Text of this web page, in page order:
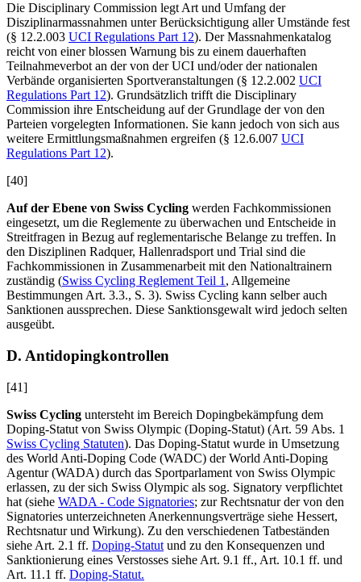
Die Disciplinary Commission legt Art und Umfang der
Disziplinarmassnahmen unter Berücksichtigung aller Umstände fest
(§ 12.2.003 UCI Regulations Part 12). Der Massnahmenkatalog
reicht von einer blossen Warnung bis zu einem dauerhaften
Teilnahmeverbot an der von der UCI und/oder der nationalen
Verbände organisierten Sportveranstaltungen (§ 12.2.002 UCI
Regulations Part 12). Grundsätzlich trifft die Disciplinary
Commission ihre Entscheidung auf der Grundlage der von den
Parteien vorgelegten Informationen. Sie kann jedoch von sich aus
weitere Ermittlungsmaßnahmen ergreifen (§ 12.6.007 UCI
Regulations Part 12).
[40]
Auf der Ebene von Swiss Cycling werden Fachkommissionen
eingesetzt, um die Reglemente zu überwachen und Entscheide in
Streitfragen in Bezug auf reglementarische Belange zu treffen. In
den Disziplinen Radquer, Hallenradsport und Trial sind die
Fachkommissionen in Zusammenarbeit mit den Nationaltrainern
zuständig (Swiss Cycling Reglement Teil 1 , Allgemeine
Bestimmungen Art. 3.3., S. 3). Swiss Cycling kann selber auch
Sanktionen aussprechen. Diese Sanktionsgewalt wird jedoch selten
ausgeübt.
D. Antidopingkontrollen
[41]
Swiss Cycling untersteht im Bereich Dopingbekämpfung dem
Doping-Statut von Swiss Olympic (Doping-Statut) (Art. 59 Abs. 1
Swiss Cycling Statuten). Das Doping-Statut wurde in Umsetzung
des World Anti-Doping Code (WADC) der World Anti-Doping
Agentur (WADA) durch das Sportparlament von Swiss Olympic
erlassen, zu der sich Swiss Olympic als sog. Signatory verpflichtet
hat (siehe WADA - Code Signatories; zur Rechtsnatur der von den
Signatories unterzeichneten Anerkennungsverträge siehe Hessert,
Rechtsnatur und Wirkung). Zu den verschiedenen Tatbeständen
siehe Art. 2.1 ff. Doping-Statut und zu den Konsequenzen und
Sanktionierung eines Verstosses siehe Art. 9.1 ff., Art. 10.1 ff. und
Art. 11.1 ff. Doping-Statut.